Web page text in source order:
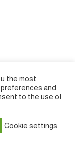
the most
and
to the use of
Cookie settings